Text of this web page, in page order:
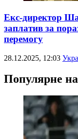
Екс-директор
заплатив за
перемогу
28.12.2025, 12:03
Популярне